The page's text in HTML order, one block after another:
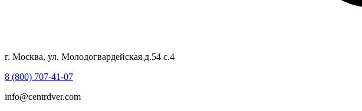
г. Москва, ул. Молодогвардейская д.54 с.4
8 (800) 707-41-07
info@centrdver.com